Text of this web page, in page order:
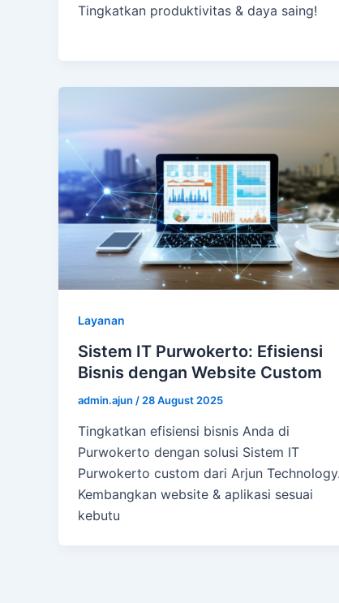
Tingkatkan produktivitas & daya saing!
Layanan
Sistem IT Purwokerto: Efisiensi
Bisnis dengan Website Custom
admin.ajun /28 August 2025
Tingkatkan efisiensi bisnis Anda di
Purwokerto dengan solusi Sistem IT
Purwokerto custom dari Arjun Technology.
Kembangkan website & aplikasi sesuai
kebutu